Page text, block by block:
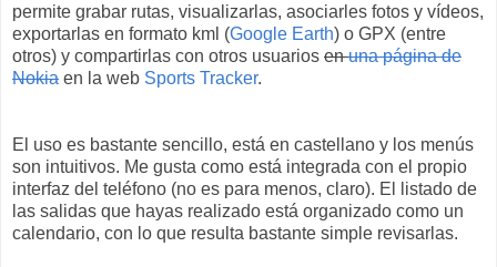
permite grabar rutas, visualizarlas, asociarles fotos y vídeos,
exportarlas en formato kml (Google Earth) o GPX (entre
otros) y compartirlas con otros usuarios enuna página de
Nokia en la web Sports Tracker.
El uso es bastante sencillo, está en castellano y los menús
son intuitivos. Me gusta como está integrada con el propio
interfaz del teléfono (no es para menos, claro). El listado de
las salidas que hayas realizado está organizado como un
calendario, con lo que resulta bastante simple revisarlas.